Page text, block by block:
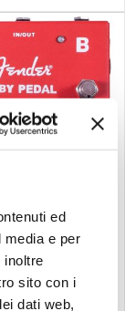
ed
media e per
inoltre
sito con i
dati web,
switch 2 vie
ABY di Fender
passivo ti
una
o di collegare
in un singolo